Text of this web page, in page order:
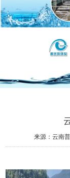
来源：云南